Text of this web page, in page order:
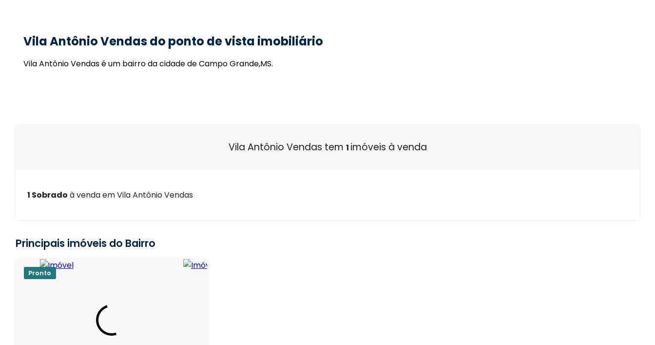
Vila Antônio Vendas do ponto de vista imobiliário
Vila Antônio Vendas é um bairro da cidade de Campo Grande,MS.
Vila Antônio Vendas tem 1 imóveis à venda
1 Sobrado à venda em Vila Antônio Vendas
Principais imóveis do Bairro
Pronto